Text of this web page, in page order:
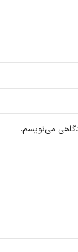
می‌نویسم.